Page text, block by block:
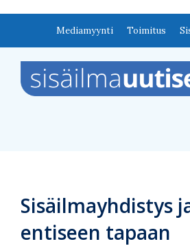
Mediamyynti Toimitus
Sisäilmayhdistys
entiseen tapaan